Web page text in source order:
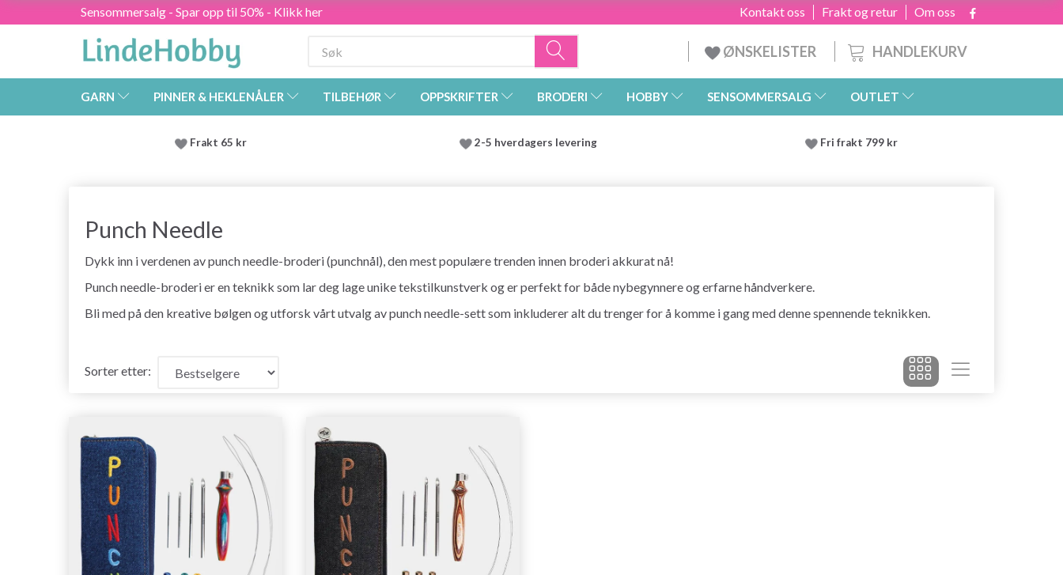
Sensommersalg - Spar opp til 50% - Klikk her Om oss
Frakt og retur
Kontakt oss
HANDLEKURV
ØNSKELISTER
GARN PINNER & HEKLENÅLER TILBEHØR OPPSKRIFTER BRODERI HOBBY SENSOMMERSALG OUTLET
Frakt 65 kr 2-5 hverdagers levering Fri frakt 799 kr
Punch Needle
Dykk inn i verdenen av punch needle-broderi (punchnål), den mest populære trenden innen broderi akkurat nå!
Punch needle-broderi er en teknikk som lar deg lage unike tekstilkunstverk og er perfekt for både nybegynnere og erfarne håndverkere.
Bli med på den kreative bølgen og utforsk vårt utvalg av punch needle-sett som inkluderer alt du trenger for å komme i gang med denne spennende teknikken.
Sorter etter: